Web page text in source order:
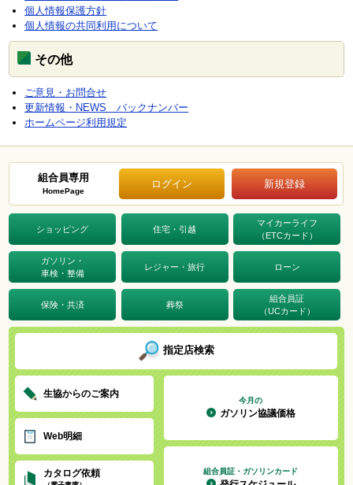
個人情報保護方針
個人情報の共同利用について
その他
ご意見・お問合せ
更新情報・NEWS バックナンバー
ホームページ利用規定
組合員専用
HomePage
ログイン 新規登録
ショッピング 住宅・引越
マイカーライフ
（ETCカード）
ガソリン・
車検・整備
レジャー・旅行 ローン
保険・共済 葬祭
組合員証
（UCカード）
指定店検索
生協からのご案内
Web明細
カタログ依頼
今月の
ガソリン協議価格
組合員証・ガソリンカード